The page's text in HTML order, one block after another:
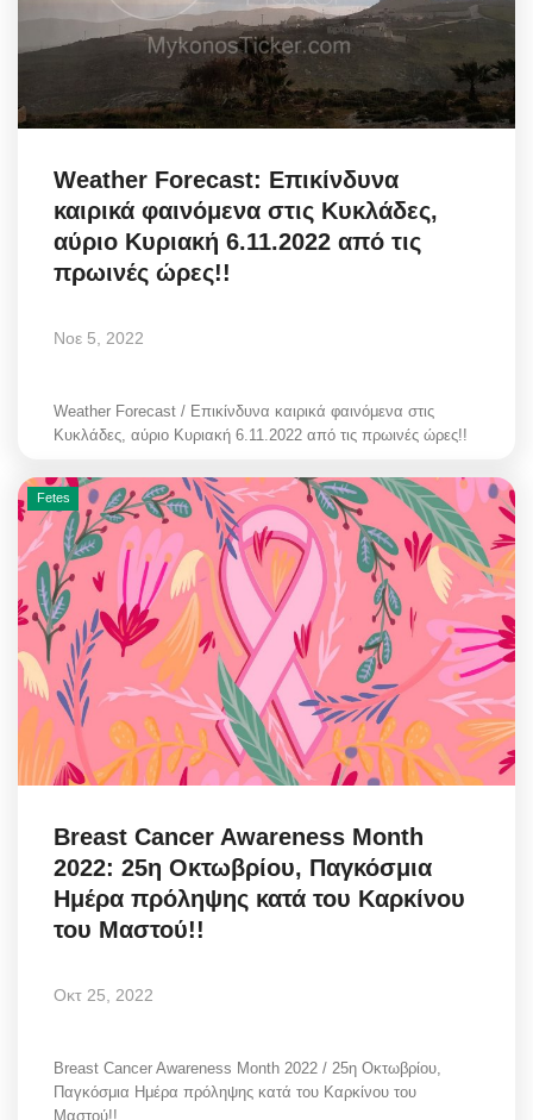
Weather Forecast: Επικίνδυνα
καιρικά φαινόμενα στις Κυκλάδες,
αύριο Κυριακή 6.11.2022 από τις
πρωινές ώρες!!
Νοε 5, 2022
Weather Forecast / Επικίνδυνα καιρικά φαινόμενα στις
Κυκλάδες, αύριο Κυριακή 6.11.2022 από τις πρωινές ώρες!!
Fetes
Breast Cancer Awareness Month
2022: 25η Οκτωβρίου, Παγκόσμια
Ημέρα πρόληψης κατά του Καρκίνου
του Μαστού!!
Οκτ 25, 2022
Breast Cancer Awareness Month 2022 / 25η Οκτωβρίου,
Παγκόσμια Ημέρα πρόληψης κατά του Καρκίνου του
Μαστού!!